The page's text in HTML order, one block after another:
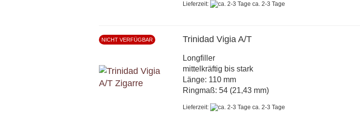
Lieferzeit: ca. 2-3 Tage
NICHT VERFÜGBAR Trinidad Vigia A/T
Longfiller
mittelkräftig bis stark
Länge: 110 mm
Ringmaß: 54 (21,43 mm)
Lieferzeit: ca. 2-3 Tage